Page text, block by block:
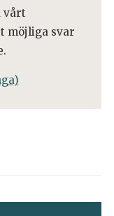
vårt
möjliga svar